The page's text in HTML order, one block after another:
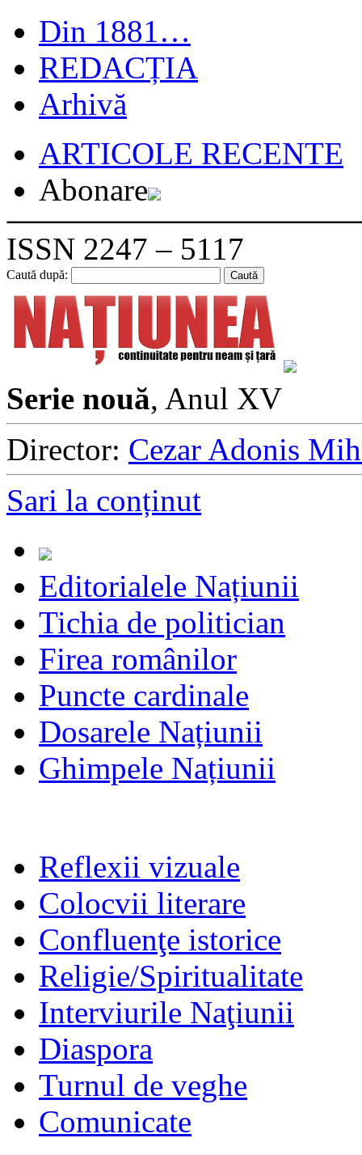
Din 1881…
REDACȚIA
Arhivă
ARTICOLE RECENTE
Abonare
ISSN 2247 – 5117
Caută după:
Serie nouă, Anul XV
Director: Cezar Adonis
Sari la conținut
Editorialele Națiunii
Tichia de politician
Firea românilor
Puncte cardinale
Dosarele Națiunii
Ghimpele Națiunii
Reflexii vizuale
Colocvii literare
Confluenţe istorice
Religie/Spiritualitate
Interviurile Naţiunii
Diaspora
Turnul de veghe
Comunicate